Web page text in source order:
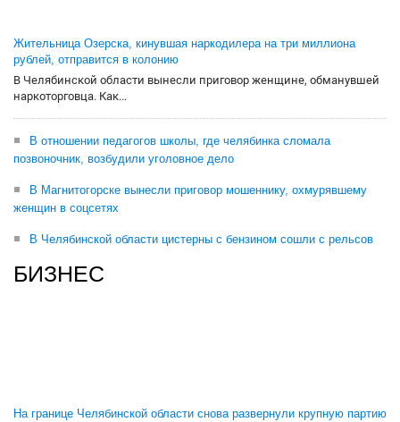
Жительница Озерска, кинувшая наркодилера на три миллиона
рублей, отправится в колонию
В Челябинской области вынесли приговор женщине, обманувшей
наркоторговца. Как...
В отношении педагогов школы, где челябинка сломала
позвоночник, возбудили уголовное дело
В Магнитогорске вынесли приговор мошеннику, охмурявшему
женщин в соцсетях
В Челябинской области цистерны с бензином сошли с рельсов
БИЗНЕС
На границе Челябинской области снова развернули крупную партию